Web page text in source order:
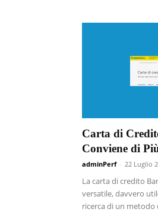
Carta di
Conviene di
adminPerf - 22 Luglio
La carta di credito
versatile, davvero
ricerca di un metodo